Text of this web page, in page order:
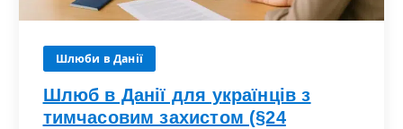
Шлюби в Данії
Шлюб в Данії для українців з
тимчасовим захистом (§24